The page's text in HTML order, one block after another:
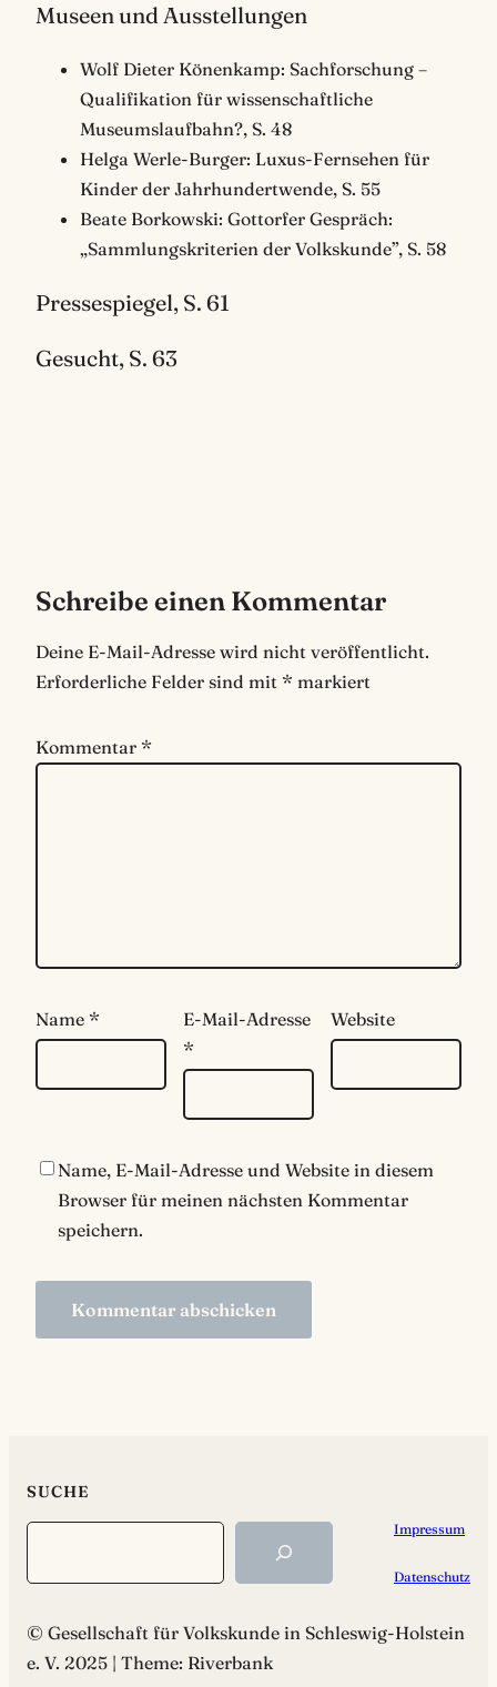
Museen und Ausstellungen
Wolf Dieter Könenkamp: Sachforschung –
Qualifikation für wissenschaftliche
Museumslaufbahn?, S. 48
Helga Werle-Burger: Luxus-Fernsehen für
Kinder der Jahrhundertwende, S. 55
Beate Borkowski: Gottorfer Gespräch:
„Sammlungskriterien der Volkskunde”, S. 58
Pressespiegel, S. 61
Gesucht, S. 63
Schreibe einen Kommentar
Deine E-Mail-Adresse wird nicht veröffentlicht.
Erforderliche Felder sind mit * markiert
Kommentar *
Name *
E-Mail-Adresse
*
Website
Name, E-Mail-Adresse und Website in diesem
Browser für meinen nächsten Kommentar
speichern.
SUCHE
Impressum
Datenschutz
© Gesellschaft für Volkskunde in Schleswig-Holstein
e. V. 2025 | Theme: Riverbank